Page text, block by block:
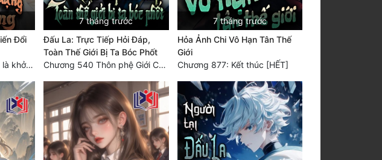
Đổi
Chương 683: Ta, chính là khởi nguyên! [HẾT]
7 tháng trước
Đấu La: Trực Tiếp Hỏi Đáp,
Toàn Thế Giới Bị Ta Bóc Phốt
Chương 540 Thôn phệ Giới Chủ, Thần giới tận thế, vô hạn tương lai (6) [HẾT]
7 tháng trước
Hỏa Ảnh Chi Vô Hạn Tân Thế
Giới
Chương 877: Kết thúc [HẾT]